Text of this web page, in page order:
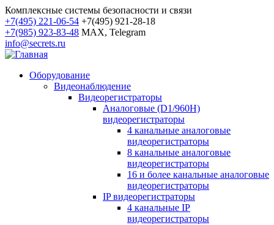
Комплексные системы безопасности и связи
+7(495) 221-06-54 +7(495) 921-28-18
+7(985) 923-83-48 MAX, Telegram
info@secrets.ru
Оборудование
Видеонаблюдение
Видеорегистраторы
Аналоговые (D1/960H)
видеорегистраторы
4 канальные аналоговые
видеорегистраторы
8 канальные аналоговые
видеорегистраторы
16 и более канальные аналоговые
видеорегистраторы
IP видеорегистраторы
4 канальные IP
видеорегистраторы